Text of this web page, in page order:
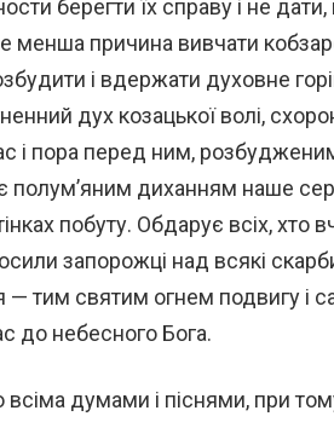
берегти їх справу і не
менша причина вивчати
і вдержати духовне
дух козацької волі,
і пора перед ним,
полум’яним диханням наше
побуту. Обдарує всіх, хто
запорожці над всякі
— тим святим огнем подвигу і
до небесного Бога.
всіма думами і піснями, при